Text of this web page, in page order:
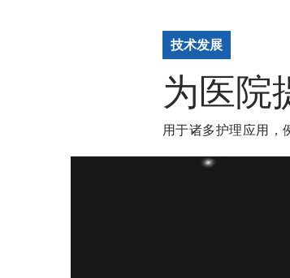
技术发展
为医院
用于诸多护理应用，